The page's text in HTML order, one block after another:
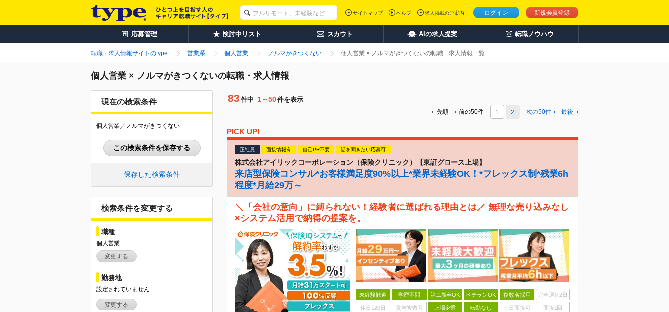
ログイン 新規会員登録
サイトマップ ヘルプ 求人掲載のご案内
応募管理 検討中リスト スカウト AIの求人提案 転職ノウハウ
転職・求人情報サイトのtype 営業系 個人営業 ノルマがきつくない 個人営業 × ノルマがきつくないの転職・求人情報一覧
個人営業 × ノルマがきつくないの転職・求人情報
現在の検索条件
個人営業／ノルマがきつくない
この検索条件を保存する
保存した検索条件
検索条件を変更する
職種
個人営業
変更する
勤務地
設定されていません
変更する
83 件中 1～50件を表示
先頭 前の50件 1 2 次の50件 最後
PICK UP!
正社員 面接情報有 自己PR不要 話を聞きたい応募可
株式会社アイリックコーポレーション（保険クリニック）【東証グロース上場】
来店型保険コンサル*お客様満足度90%以上*業界未経験OK！*フレックス制*残業6h
程度*月給29万～
＼「会社の意向」に縛られない！経験者に選ばれる理由とは／ 無理な売り込みなし
×システム活用で納得の提案を。
未経験歓迎 学歴不問 第二新卒OK ベテランOK 複数名採用 完全週休2日
休日120日 賞与複数月 上場企業 転勤なし 土日面接可 面接1回